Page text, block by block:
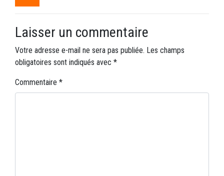
Laisser un commentaire
Votre adresse e-mail ne sera pas publiée. Les champs
obligatoires sont indiqués avec *
Commentaire *